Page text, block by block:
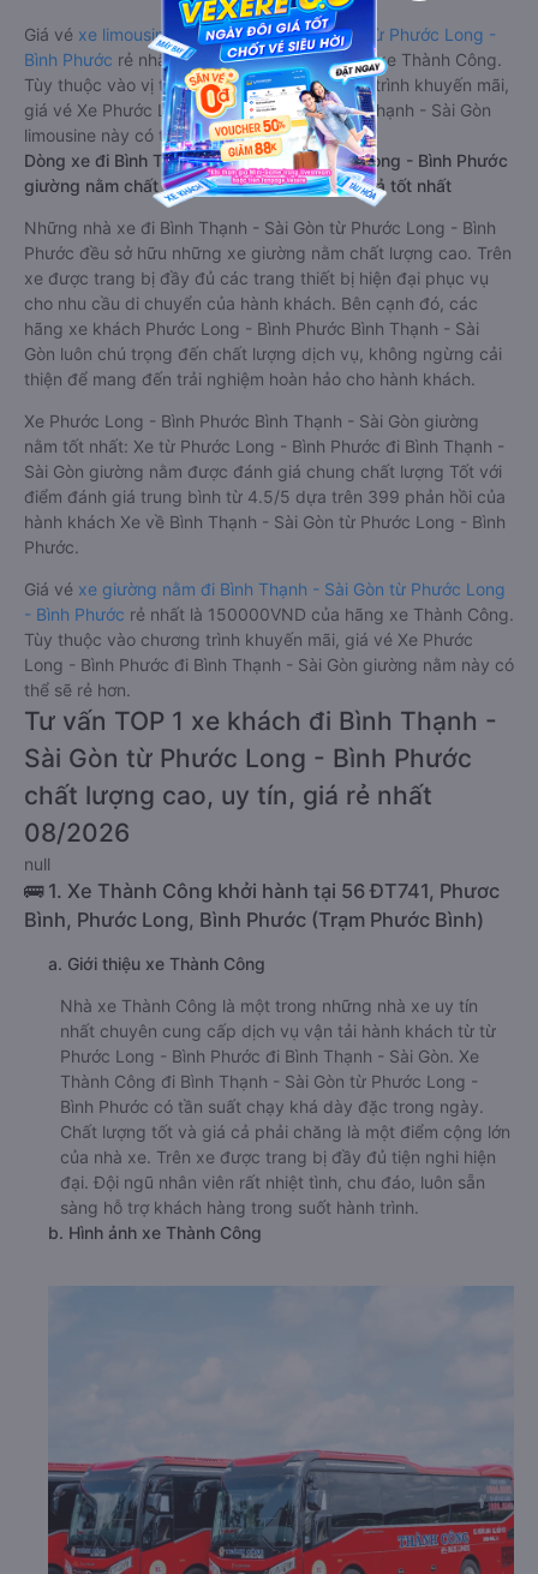
Giá vé xe limousine đi Bình Thạnh - Sài Gòn từ Phước Long -
Bình Phước rẻ nhất là 150000VND của hãng xe Thành Công.
Tùy thuộc vào vị trí ngồi của bạn và chương trình khuyến mãi,
giá vé Xe Phước Long - Bình Phước đi Bình Thạnh - Sài Gòn
limousine này có thể sẽ rẻ hơn
Dòng xe đi Bình Thạnh - Sài Gòn từ Phước Long - Bình Phước
giường nằm chất lượng cao: Thoải mái, giá cả tốt nhất
Những nhà xe đi Bình Thạnh - Sài Gòn từ Phước Long - Bình
Phước đều sở hữu những xe giường nằm chất lượng cao. Trên
xe được trang bị đầy đủ các trang thiết bị hiện đại phục vụ
cho nhu cầu di chuyển của hành khách. Bên cạnh đó, các
hãng xe khách Phước Long - Bình Phước Bình Thạnh - Sài
Gòn luôn chú trọng đến chất lượng dịch vụ, không ngừng cải
thiện để mang đến trải nghiệm hoàn hảo cho hành khách.
Xe Phước Long - Bình Phước Bình Thạnh - Sài Gòn giường
nằm tốt nhất: Xe từ Phước Long - Bình Phước đi Bình Thạnh -
Sài Gòn giường nằm được đánh giá chung chất lượng Tốt với
điểm đánh giá trung bình từ 4.5/5 dựa trên 399 phản hồi của
hành khách Xe về Bình Thạnh - Sài Gòn từ Phước Long - Bình
Phước.
Giá vé xe giường nằm đi Bình Thạnh - Sài Gòn từ Phước Long
- Bình Phước rẻ nhất là 150000VND của hãng xe Thành Công.
Tùy thuộc vào chương trình khuyến mãi, giá vé Xe Phước
Long - Bình Phước đi Bình Thạnh - Sài Gòn giường nằm này có
thể sẽ rẻ hơn.
Tư vấn TOP 1 xe khách đi Bình Thạnh -
Sài Gòn từ Phước Long - Bình Phước
chất lượng cao, uy tín, giá rẻ nhất
08/2026
null
🚌 1. Xe Thành Công khởi hành tại 56 ĐT741, Phươc
Bình, Phước Long, Bình Phước (Trạm Phước Bình)
a. Giới thiệu xe Thành Công
Nhà xe Thành Công là một trong những nhà xe uy tín
nhất chuyên cung cấp dịch vụ vận tải hành khách từ từ
Phước Long - Bình Phước đi Bình Thạnh - Sài Gòn. Xe
Thành Công đi Bình Thạnh - Sài Gòn từ Phước Long -
Bình Phước có tần suất chạy khá dày đặc trong ngày.
Chất lượng tốt và giá cả phải chăng là một điểm cộng lớn
của nhà xe. Trên xe được trang bị đầy đủ tiện nghi hiện
đại. Đội ngũ nhân viên rất nhiệt tình, chu đáo, luôn sẵn
sàng hỗ trợ khách hàng trong suốt hành trình.
b. Hình ảnh xe Thành Công